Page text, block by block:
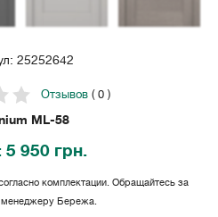
25252642
Отзывов ( 0 )
ML-58
5 950 грн.
комплектации. Обращайтесь за
менеджеру Бережа.